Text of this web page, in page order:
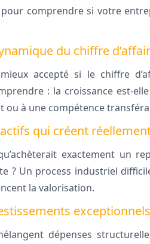
comprendre si votre
du chiffre
accepté si le chiffre
: la croissance est-
ou à une compétence
qui créent
exactement un
? Un process industriel
la valorisation.
exceptionnels
dépenses